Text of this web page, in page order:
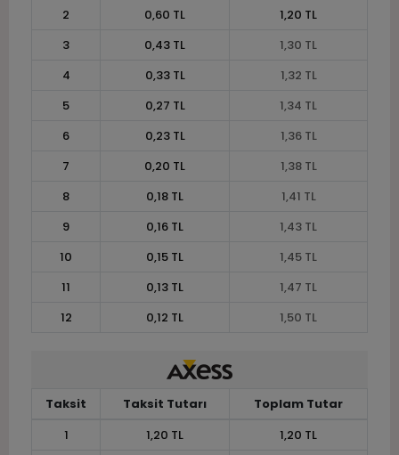
2 0,60 TL
1,20 TL
3
0,43 TL
1,30 TL
4
0,33 TL
1,32 TL
5
0,27 TL
1,34 TL
6
0,23 TL
1,36 TL
7
0,20 TL
1,38 TL
8
0,18 TL
1,41 TL
9
0,16 TL
1,43 TL
10
0,15 TL
1,45 TL
11
0,13 TL
1,47 TL
12
0,12 TL 1,50 TL
Taksit Taksit Tutarı
Toplam Tutar
1
1,20 TL
1,20 TL